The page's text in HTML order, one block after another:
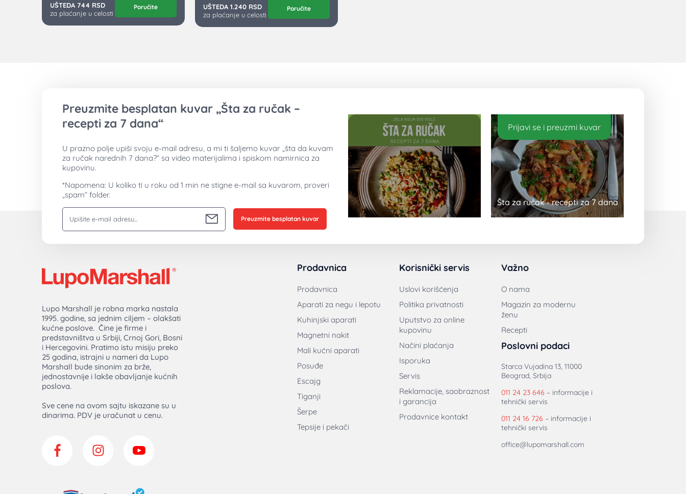
UŠTEDA 744 RSD
za plaćanje u celosti
Poručite
UŠTEDA 1.240 RSD
za plaćanje u celosti
Poručite
Preuzmite besplatan kuvar „Šta za ručak –
recepti za 7 dana“
U prazno polje upiši svoju e-mail adresu, a mi ti šaljemo kuvar „šta da kuvam
za ručak narednih 7 dana?“ sa video materijalima i spiskom namirnica za
kupovinu.
*Napomena: U koliko ti u roku od 1 min ne stigne e-mail sa kuvarom, proveri
„spam“ folder.
Preuzmite besplatan kuvar
Prijavi se i preuzmi kuvar
Šta za ručak - recepti za 7 dana
Lupo Marshall je robna marka nastala
1995. godine, sa jednim ciljem – olakšati
kućne poslove. Čine je firme i
predstavništva u Srbiji, Crnoj Gori, Bosni
i Hercegovini. Pratimo istu misiju preko
25 godina, istrajni u nameri da Lupo
Marshall bude sinonim za brže,
jednostavnije i lakše obavljanje kućnih
poslova.
Sve cene na ovom sajtu iskazane su u
dinarima. PDV je uračunat u cenu.
Prodavnica
Prodavnica
Aparati za negu i lepotu
Kuhinjski aparati
Magnetni nakit
Mali kućni aparati
Posuđe
Escajg
Tiganji
Šerpe
Tepsije i pekači
Korisnički servis
Uslovi korišćenja
Politika privatnosti
Uputstvo za online
kupovinu
Načini plaćanja
Isporuka
Servis
Reklamacije, saobraznost
i garancija
Prodavnice kontakt
Važno
O nama
Magazin za modernu
ženu
Recepti
Poslovni podaci
Starca Vujadina 13, 11000
Beograd, Srbija
011 24 23 646 – informacije i
tehnički servis
011 24 16 726 – informacije i
tehnički servis
office@lupomarshall.com